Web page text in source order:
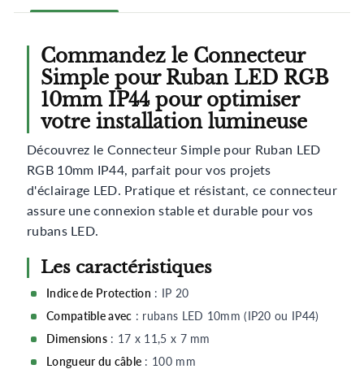
Commandez le Connecteur
Simple pour Ruban LED RGB
10mm IP44 pour optimiser
votre installation lumineuse
Découvrez le Connecteur Simple pour Ruban LED
RGB 10mm IP44, parfait pour vos projets
d'éclairage LED. Pratique et résistant, ce connecteur
assure une connexion stable et durable pour vos
rubans LED.
Les caractéristiques
Indice de Protection : IP 20
Compatible avec : rubans LED 10mm (IP20 ou IP44)
Dimensions : 17 x 11,5 x 7 mm
Longueur du câble : 100 mm